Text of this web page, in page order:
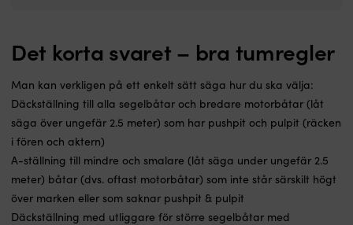
Det korta svaret – bra tumregler
Man kan verkligen på ett enkelt sätt säga hur du ska välja:
Däckställning till alla segelbåtar och bredare motorbåtar (låt
säga över ungefär 2.5 meter) som har pushpit och pulpit (räcken
i fören och aktern)
A-ställning till mindre och smalare (låt säga under ungefär 2.5
meter) båtar (dvs. oftast motorbåtar) som inte står särskilt högt
över marken eller som saknar pushpit & pulpit
Däckställning med utliggare för större segelbåtar med